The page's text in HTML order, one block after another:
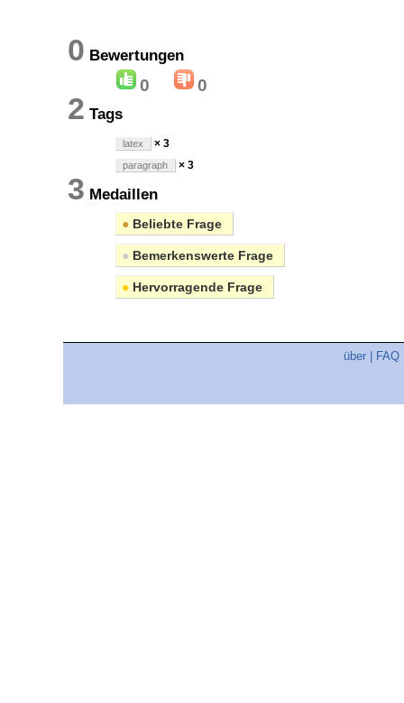
0 Bewertungen
0 0
2 Tags
latex × 3
paragraph × 3
3 Medaillen
● Beliebte Frage
● Bemerkenswerte Frage
● Hervorragende Frage
über FAQ